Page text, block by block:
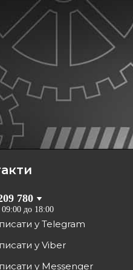
780
до 18:00
у Telegram
у Viber
у Messenger